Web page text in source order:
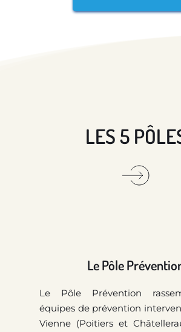
LES 5
Le Pôle
Le Pôle Prévention
équipes de prévention
Vienne (Poitiers et